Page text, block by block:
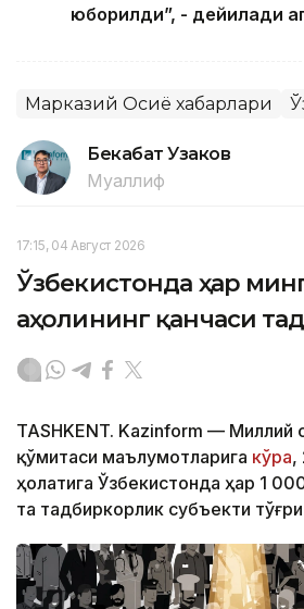
юборилди”, - дейилади
Марказий Осиё хабарлари
Бекабат Узаков
Муаллиф
17:15, 04 Август 2026
Ўзбекистонда ҳар
аҳолининг қанчаси
TASHKENT. Kazinform — Миллий
қўмитаси маълумотларига кўра,
ҳолатига Ўзбекистонда ҳар 1
та тадбиркорлик субъекти